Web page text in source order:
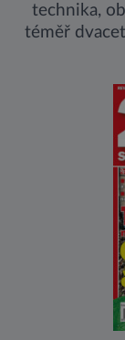
technika,
téměř